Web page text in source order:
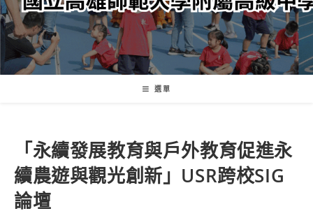
容
選單
「永續發展教育與戶外教育促進永
續農遊與觀光創新」USR跨校SIG
論壇